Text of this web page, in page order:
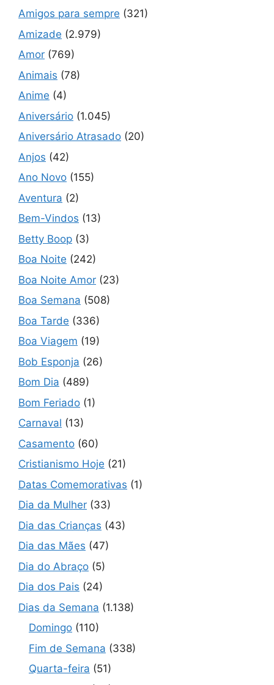
Amigos para sempre (321)
Amizade (2.979)
Amor (769)
Animais (78)
Anime (4)
Aniversário (1.045)
Aniversário Atrasado (20)
Anjos (42)
Ano Novo (155)
Aventura (2)
Bem-Vindos (13)
Betty Boop (3)
Boa Noite (242)
Boa Noite Amor (23)
Boa Semana (508)
Boa Tarde (336)
Boa Viagem (19)
Bob Esponja (26)
Bom Dia (489)
Bom Feriado (1)
Carnaval (13)
Casamento (60)
Cristianismo Hoje (21)
Datas Comemorativas (1)
Dia da Mulher (33)
Dia das Crianças (43)
Dia das Mães (47)
Dia do Abraço (5)
Dia dos Pais (24)
Dias da Semana (1.138)
Domingo (110)
Fim de Semana (338)
Quarta-feira (51)